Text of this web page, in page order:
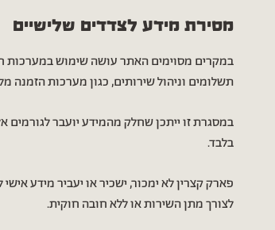
מסירת מידע לצדדים שלישיים
במקרים מסוימים האתר עושה שימוש במערכות
תשלומים וניהול שירותים, כגון מערכות הזמנה
במסגרת זו ייתכן שחלק מהמידע יועבר לגורמים
בלבד.
פארק קצרין לא ימכור, ישכיר או יעביר מידע
לצורך מתן השירות או ללא חובה חוקית.